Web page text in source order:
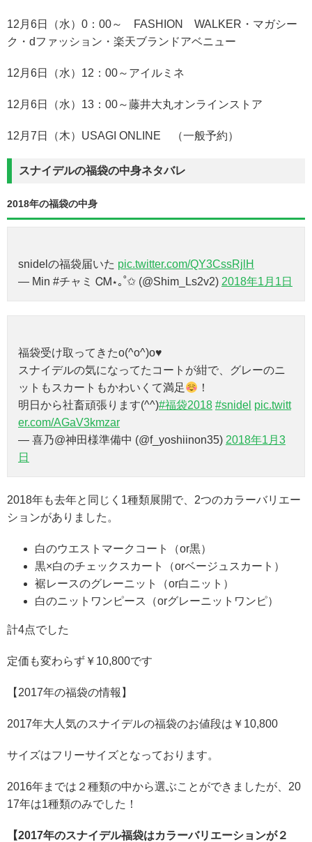
12月6日（水）0：00～ FASHION WALKER・マガシー
ク・dファッション・楽天ブランドアベニュー
12月6日（水）12：00～アイルミネ
12月6日（水）13：00～藤井大丸オンラインストア
12月7日（木）USAGI ONLINE （一般予約）
スナイデルの福袋の中身ネタバレ
2018年の福袋の中身
snidelの福袋届いた pic.twitter.com/QY3CssRjlH
— Min #チャミ ᏟᎷ⋆｡˚✩ (@Shim_Ls2v2) 2018年1月1日
福袋受け取ってきたo(^o^)o♥
スナイデルの気になってたコートが紺で、グレーのニ
ットもスカートもかわいくて満足
！
明日から社畜頑張ります(^^)#福袋2018 #snidel pic.twitt
er.com/AGaV3kmzar
— 喜乃@神田様準備中 (@f_yoshiinon35) 2018年1月3
日
2018年も去年と同じく1種類展開で、2つのカラーバリエー
ションがありました。
白のウエストマークコート（or黒）
黒×白のチェックスカート（orベージュスカート）
裾レースのグレーニット（or白ニット）
白のニットワンピース（orグレーニットワンピ）
計4点でした
定価も変わらず￥10,800です
【2017年の福袋の情報】
2017年大人気のスナイデルの福袋のお値段は￥10,800
サイズはフリーサイズとなっております。
2016年までは２種類の中から選ぶことができましたが、20
17年は1種類のみでした！
【2017年のスナイデル福袋はカラーバリエーションが２